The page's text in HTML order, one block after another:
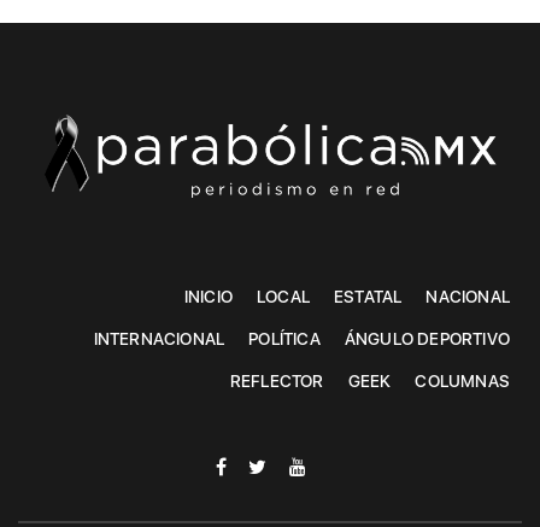
INICIO LOCAL ESTATAL NACIONAL
INTERNACIONAL POLÍTICA ÁNGULO DEPORTIVO
REFLECTOR GEEK COLUMNAS